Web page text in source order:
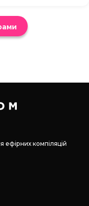
ефірних компіляцій